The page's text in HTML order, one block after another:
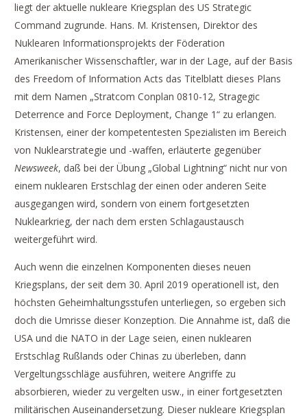
liegt der aktuelle nukleare Kriegsplan des US Strategic
Command zugrunde. Hans. M. Kristensen, Direktor des
Nuklearen Informationsprojekts der Föderation
Amerikanischer Wissenschaftler, war in der Lage, auf der Basis
des Freedom of Information Acts das Titelblatt dieses Plans
mit dem Namen „Stratcom Conplan 0810-12, Stragegic
Deterrence and Force Deployment, Change 1“ zu erlangen.
Kristensen, einer der kompetentesten Spezialisten im Bereich
von Nuklearstrategie und -waffen, erläuterte gegenüber
Newsweek, daß bei der Übung „Global Lightning“ nicht nur von
einem nuklearen Erstschlag der einen oder anderen Seite
ausgegangen wird, sondern von einem fortgesetzten
Nuklearkrieg, der nach dem ersten Schlagaustausch
weitergeführt wird.
Auch wenn die einzelnen Komponenten dieses neuen
Kriegsplans, der seit dem 30. April 2019 operationell ist, den
höchsten Geheimhaltungsstufen unterliegen, so ergeben sich
doch die Umrisse dieser Konzeption. Die Annahme ist, daß die
USA und die NATO in der Lage seien, einen nuklearen
Erstschlag Rußlands oder Chinas zu überleben, dann
Vergeltungsschläge ausführen, weitere Angriffe zu
absorbieren, wieder zu vergelten usw., in einer fortgesetzten
militärischen Auseinandersetzung. Dieser nukleare Kriegsplan